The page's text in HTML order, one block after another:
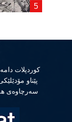
كوردپلات
پێناو
سەرچاوەی